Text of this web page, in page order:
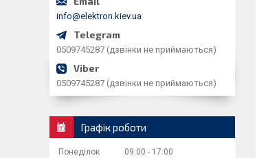
info@elektron.kiev.ua
0509745287 (дзвінки не приймаються)
0509745287 (дзвінки не приймаються)
Графік роботи
Понеділок 09:00 17:00